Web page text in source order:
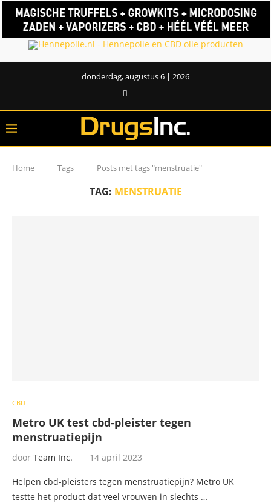
donderdag, augustus 6 | 2026
Home Tags Posts met tags "menstruatie"
TAG: MENSTRUATIE
CBD
Metro UK test cbd-pleister tegen
menstruatiepijn
door Team Inc. 14 april 2023
Helpen cbd-pleisters tegen menstruatiepijn? Metro UK
testte het product dat veel vrouwen in slechts …